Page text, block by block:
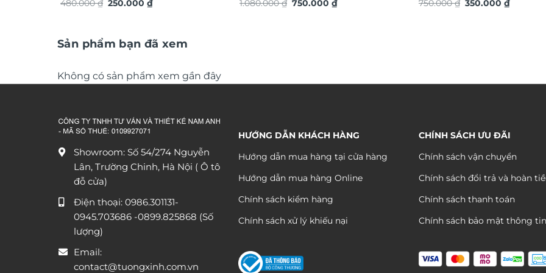
TG4922S
480.000₫ Giá
250.000₫Giá
250.000 ₫.
chuyển động trang trí nội thất độc
1.080.000₫ Giá
750.000₫Giá
750.000₫ Giá
350.000₫Giá
Sản phẩm bạn đã xem
Không có sản phẩm xem gần đây
Showroom: Số 54/274 Nguyễn
Lân, Trường Chinh, Hà Nội ( Ô tô
đỗ cửa)
Điện thoại: 0986.301131-
0945.703686 -0899.825868 (Số
lượng)
Email:
contact@tuongxinh.com.vn
HƯỚNG DẪN KHÁCH HÀNG
Hướng dẫn mua hàng tại cửa hàng
Hướng dẫn mua hàng Online
Chính sách kiểm hàng
Chính sách xử lý khiếu nại
CHÍNH SÁCH ƯU ĐÃI
Chính sách vận chuyển
Chính sách đổi trả và hoàn
Chính sách thanh toán
Chính sách bảo mật thông tin